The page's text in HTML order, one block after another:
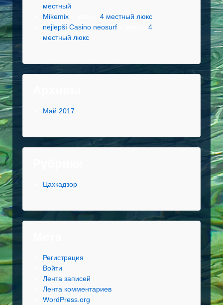
местный
Mikemix
4 местный люкс
nejlepší Casino neosurf
4
местный люкс
Май 2017
Цахкадзор
Регистрация
Войти
Лента записей
Лента комментариев
WordPress.org